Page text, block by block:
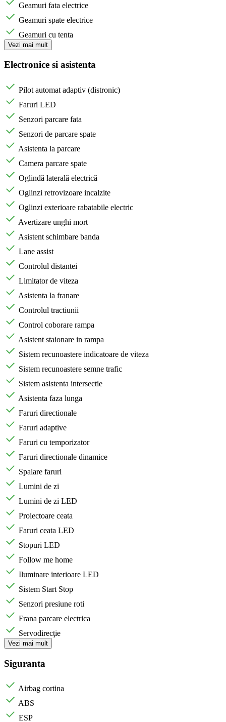
Geamuri fata electrice
Geamuri spate electrice
Geamuri cu tenta
Vezi mai mult
Electronice si asistenta
Pilot automat adaptiv (distronic)
Faruri LED
Senzori parcare fata
Senzori de parcare spate
Asistenta la parcare
Camera parcare spate
Oglindă laterală electrică
Oglinzi retrovizoare incalzite
Oglinzi exterioare rabatabile electric
Avertizare unghi mort
Asistent schimbare banda
Lane assist
Controlul distantei
Limitator de viteza
Asistenta la franare
Controlul tractiunii
Control coborare rampa
Asistent staionare in rampa
Sistem recunoastere indicatoare de viteza
Sistem recunoastere semne trafic
Sistem asistenta intersectie
Asistenta faza lunga
Faruri directionale
Faruri adaptive
Faruri cu temporizator
Faruri directionale dinamice
Spalare faruri
Lumini de zi
Lumini de zi LED
Proiectoare ceata
Faruri ceata LED
Stopuri LED
Follow me home
Iluminare interioare LED
Sistem Start Stop
Senzori presiune roti
Frana parcare electrica
Servodirecţie
Vezi mai mult
Siguranta
Airbag cortina
ABS
ESP